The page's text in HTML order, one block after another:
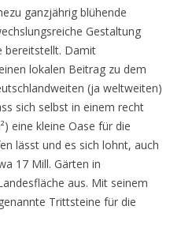
ganzjährig blühende
Gestaltung
bereitstellt. Damit
lokalen Beitrag zu dem
(ja weltweiten)
sich selbst in einem recht
eine kleine Oase für die
lässt und es sich lohnt, auch
17 Mill. Gärten in
aus. Mit seinem
Trittsteine für die